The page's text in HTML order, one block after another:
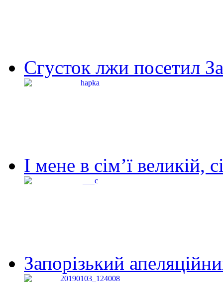
Сгусток лжи посетил
І мене в сім’ї великій,
Запорізький